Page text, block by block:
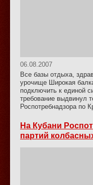
06.08.2007
Все базы отдыха,
урочище Широкая
подключить к единой
требование выдвинул
Роспотребнадзора по
На Кубани
партий